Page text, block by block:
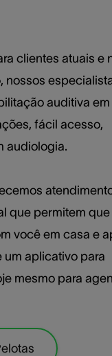
clientes atuais e
nossos
auditiva
fácil acesso,
audiologia.
que permitem
você em casa e
um aplicativo para
mesmo para